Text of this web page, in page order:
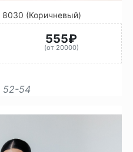
8030 (Коричневый)
555₽
(от 20000)
52-54